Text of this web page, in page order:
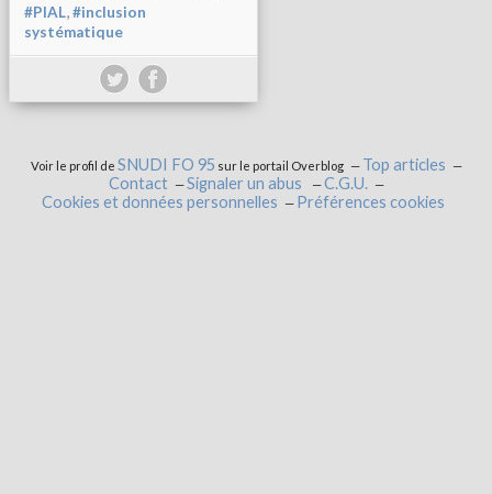
#PIAL,#inclusion
systématique
Voir le profil de SNUDI FO 95 sur le portail Overblog
Top articles
Contact
Signaler un abus
C.G.U.
Cookies et données personnelles
Préférences cookies